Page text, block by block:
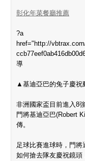
彰化年菜餐廳推薦
?a
href="http://
導
▲基迪亞巴的兔子慶祝
非洲國家盃目前進入8
門將基迪亞巴(Robert
傳。
足球比賽進球時，門
如何搶去隊友慶祝鏡頭